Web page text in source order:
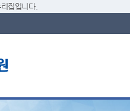
집입니다.